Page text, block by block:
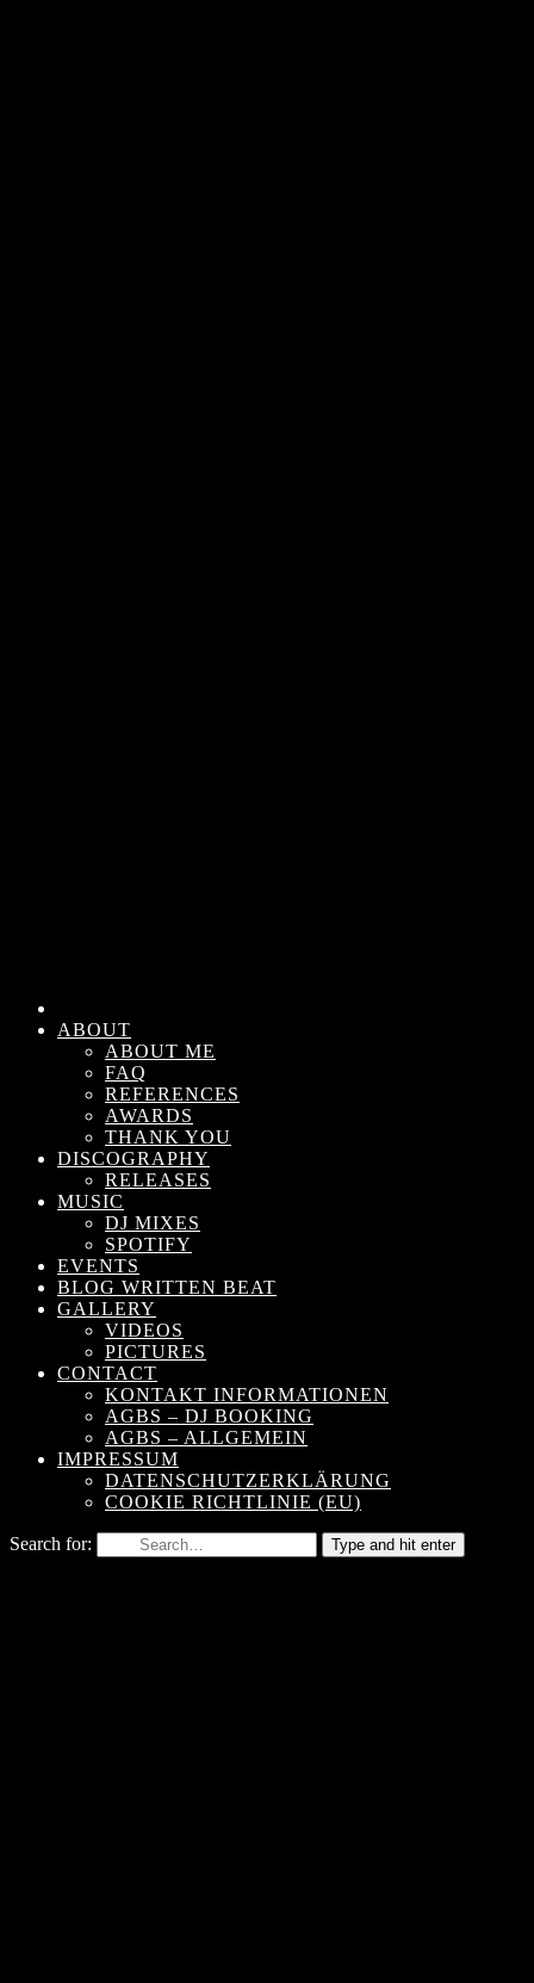
ABOUT
ABOUT ME
FAQ
REFERENCES
AWARDS
THANK YOU
DISCOGRAPHY
RELEASES
MUSIC
DJ MIXES
SPOTIFY
EVENTS
BLOG WRITTEN BEAT
GALLERY
VIDEOS
PICTURES
CONTACT
KONTAKT INFORMATIONEN
AGBS – DJ BOOKING
AGBS – ALLGEMEIN
IMPRESSUM
DATENSCHUTZERKLÄRUNG
COOKIE RICHTLINIE (EU)
Search for: Type and hit enter